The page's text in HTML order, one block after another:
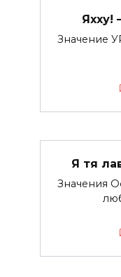
Яхху!
Значение
Я тя
Значения